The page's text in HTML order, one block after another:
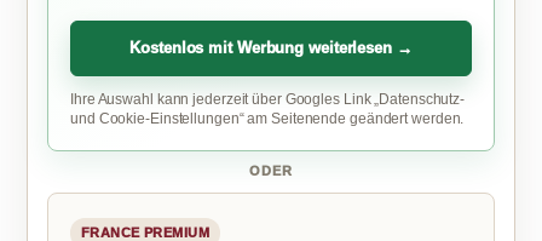
Kostenlos mit Werbung weiterlesen →
Ihre Auswahl kann jederzeit über Googles Link „Datenschutz-
und Cookie-Einstellungen“ am Seitenende geändert werden.
ODER
FRANCE PREMIUM